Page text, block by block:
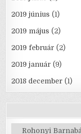
2019 június (1)
2019 május (2)
2019 február (2)
2019 január (9)
2018 december (1)
Kategóriák